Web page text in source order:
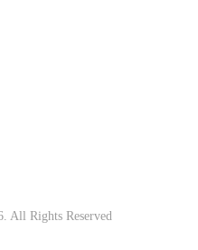
All Rights Reserved